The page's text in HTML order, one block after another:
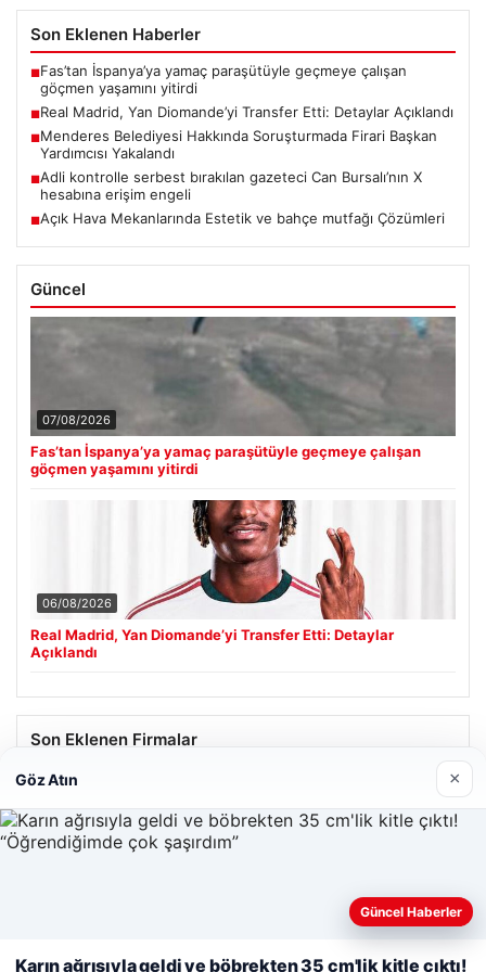
Son Eklenen Haberler
■Fas’tan İspanya’ya yamaç paraşütüyle geçmeye çalışan
göçmen yaşamını yitirdi
■Real Madrid, Yan Diomande’yi Transfer Etti: Detaylar Açıklandı
■Menderes Belediyesi Hakkında Soruşturmada Firari Başkan
Yardımcısı Yakalandı
■Adli kontrolle serbest bırakılan gazeteci Can Bursalı’nın X
hesabına erişim engeli
■Açık Hava Mekanlarında Estetik ve bahçe mutfağı Çözümleri
Güncel
07/08/2026
Fas’tan İspanya’ya yamaç paraşütüyle geçmeye çalışan
göçmen yaşamını yitirdi
06/08/2026
Real Madrid, Yan Diomande’yi Transfer Etti: Detaylar
Açıklandı
Son Eklenen Firmalar
Hastaş Beton
26/05/2026
Web sitemizi nasıl kullandığınızı daha iyi anlayabilmek,
Göz Atın ×
Güncel Haberler
Karın ağrısıyla geldi ve böbrekten 35 cm'lik kitle çıktı!